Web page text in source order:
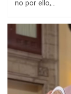
no por ello,…